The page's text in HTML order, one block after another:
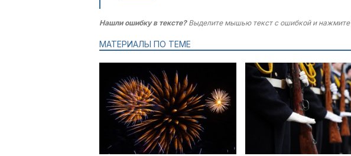
Нашли ошибку в тексте?Выделите мышью текст с ошибкой и нажмите
МАТЕРИАЛЫ ПО ТЕМЕ